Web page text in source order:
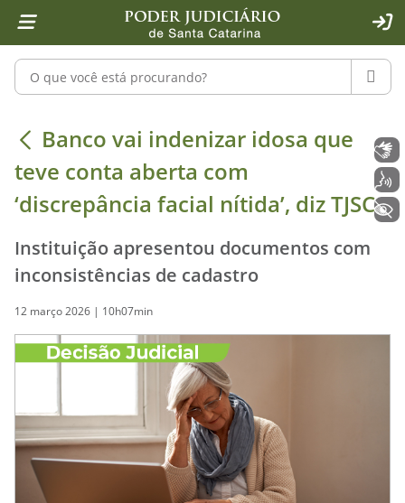
1 Ir para o conteúdo
2 Ir para a ferramenta de acessibilidade - Rybená
4 Ir para o menu principal
5 Ir para a pesquisa
6 Ir para o rodapé
7 Ir para a página inicial
Pesquisar no portal
Banco vai indenizar idosa que teve
Banco vai indenizar idosa que
teve conta aberta com
‘discrepância facial nítida’, diz TJSC
Instituição apresentou documentos com
inconsistências de cadastro
12 março 2026 | 10h07min
Libras
+ Acessibilidade